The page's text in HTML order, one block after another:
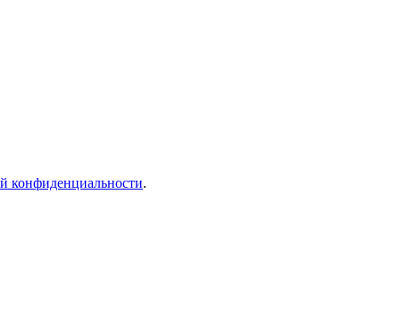
конфиденциальности.